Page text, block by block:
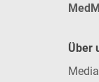
Über